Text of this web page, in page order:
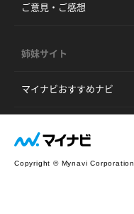
ご意見・ご感想
姉妹サイト
マイナビおすすめナビ
Copyright © Mynavi Corporation